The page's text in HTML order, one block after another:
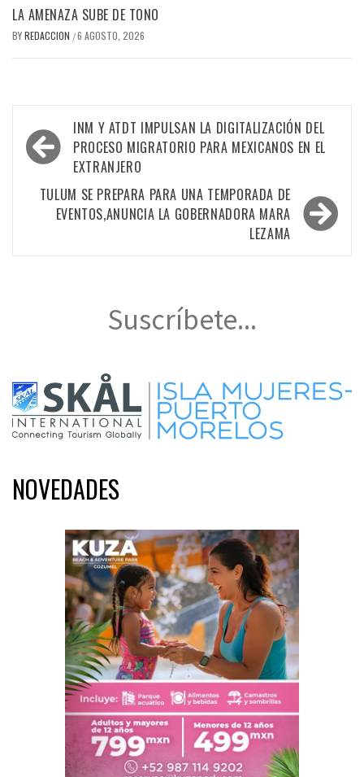
LA AMENAZA SUBE DE TONO
BYREDACCION /6 AGOSTO, 2026
Navegación
de
entradas
INM Y ATDT IMPULSAN LA DIGITALIZACIÓN DEL
PROCESO MIGRATORIO PARA MEXICANOS EN EL
EXTRANJERO
TULUM SE PREPARA PARA UNA TEMPORADA DE
EVENTOS,ANUNCIA LA GOBERNADORA MARA
LEZAMA
Suscríbete...
NOVEDADES